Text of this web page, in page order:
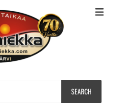
Kukonhiekan
Huvikeskus, Saarijärvi
ykköstanssittajan kotisivuille!
Keski-Suomi, Saarijärvi